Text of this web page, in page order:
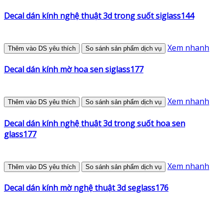
Decal dán kính nghệ thuật 3d trong suốt siglass144
Thêm vào DS yêu thích So sánh sản phẩm dịch vụ Xem nhanh
Decal dán kính mờ hoa sen siglass177
Thêm vào DS yêu thích So sánh sản phẩm dịch vụ Xem nhanh
Decal dán kính nghệ thuật 3d trong suốt hoa sen
glass177
Thêm vào DS yêu thích So sánh sản phẩm dịch vụ Xem nhanh
Decal dán kính mờ nghệ thuật 3d seglass176